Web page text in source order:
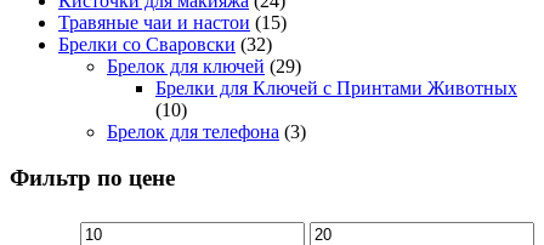
Травяные чаи и настои (15)
Брелки со Сваровски (32)
Брелок для ключей (29)
Брелки для Ключей с Принтами Животных
(10)
Брелок для телефона (3)
Фильтр по цене
Минимальная Максимальная